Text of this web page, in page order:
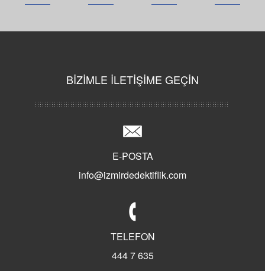
BİZİMLE İLETİŞİME GEÇİN
E-POSTA
info@izmirdedektiflik.com
TELEFON
444 7 635